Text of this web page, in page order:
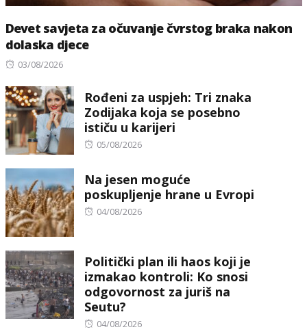
Devet savjeta za očuvanje čvrstog braka nakon
dolaska djece
Posted
03/08/2026
Rođeni za uspjeh: Tri znaka
Zodijaka koja se posebno
ističu u karijeri
Posted
05/08/2026
Na jesen moguće
poskupljenje hrane u Evropi
Posted
04/08/2026
Politički plan ili haos koji je
izmakao kontroli: Ko snosi
odgovornost za juriš na
Seutu?
Posted
04/08/2026